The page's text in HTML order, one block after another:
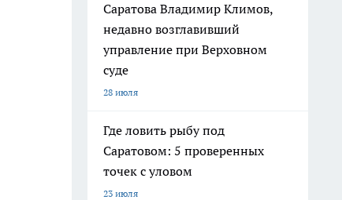
Саратова Владимир Климов,
недавно возглавивший
управление при Верховном
суде
28 июля
Где ловить рыбу под
Саратовом: 5 проверенных
точек с уловом
23 июля